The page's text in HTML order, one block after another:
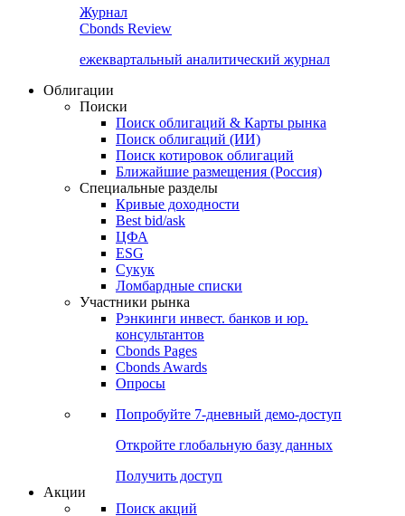
Cbonds Review
ежеквартальный аналитический журнал
Облигации
Поиски
Поиск облигаций & Карты рынка
Поиск облигаций (ИИ)
Поиск котировок облигаций
Ближайшие размещения (Россия)
Специальные разделы
Кривые доходности
Best bid/ask
ЦФА
ESG
Сукук
Ломбардные списки
Участники рынка
Рэнкинги инвест. банков и юр.
Cbonds Pages
Опросы
Попробуйте7-дневный
Откройте глобальную базу данных